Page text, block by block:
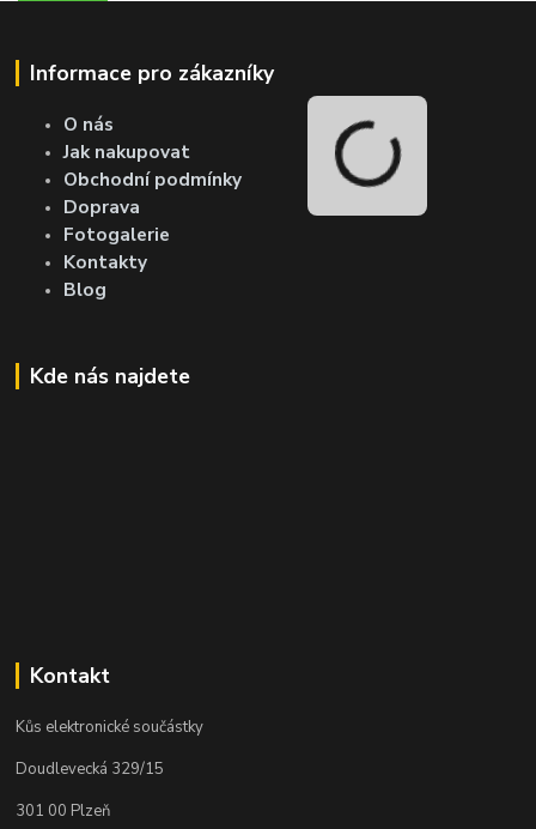
Informace pro zákazníky
O nás
Jak nakupovat
Obchodní podmínky
Doprava
Fotogalerie
Kontakty
Blog
Kde nás najdete
Kontakt
Kůs elektronické součástky
Doudlevecká 329/15
301 00 Plzeň